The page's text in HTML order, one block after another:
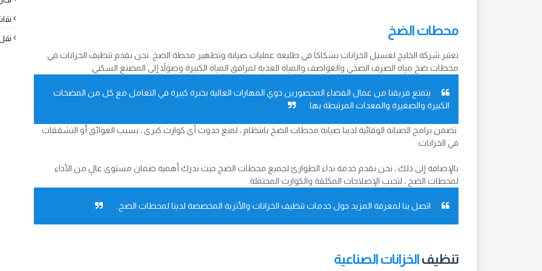
محطات الضخ
تعتبر شركة الخليج لغسيل الخزانات بسكاكا في طليعة عمليات صيانة وتطهير محطة الضخ. نحن نقدم تنظيف الخزانات في
محطات ضخ مياه الصرف الصحي والعواصف والمياه العذبة لمرافق المياه الكبيرة وصولاً إلى المصنع السكني.
يتمتع فريقنا من عمال الفضاء المحصورين ذوي المهارات العالية بخبرة كبيرة في التعامل مع كل من المضخات
الكبيرة والصغيرة والمعدات المرتبطة بها.
تضمن برامج الصيانة الوقائية لدينا صيانة محطات الضخ بانتظام ، لمنع حدوث أي كوارث كبرى ، بسبب العوائق أو التشققات
في الخزانات.
بالإضافة إلى ذلك ، نحن نقدم خدمة نداء الطوارئ لجميع محطات الضخ حيث ندرك أهمية ضمان مستوى عالٍ من الأداء
لمحطات الضخ ، لتجنب الإصلاحات المكلفة والكوارث المحتملة.
اتصل بنا لمعرفة المزيد حول خدمات تنظيف الخزانات والأتربة المخصصة لدينا لمحطات الضخ.
تنظيف الخزانات الصناعية